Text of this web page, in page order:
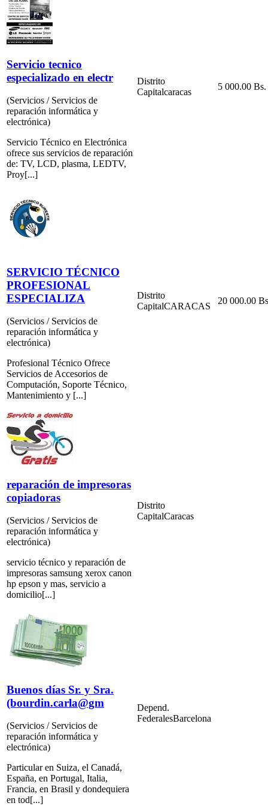
Servicio tecnico
especializado en electr
(Servicios / Servicios de
reparación informática y
electrónica)
Servicio Técnico en Electrónica
ofrece sus servicios de reparación
de: TV, LCD, plasma, LEDTV,
Proy[...]
Distrito
Capitalcaracas
5 000.00 Bs.
SERVICIO TÉCNICO
PROFESIONAL
ESPECIALIZA
(Servicios / Servicios de
reparación informática y
electrónica)
Profesional Técnico Ofrece
Servicios de Accesorios de
Computación, Soporte Técnico,
Mantenimiento y [...]
Distrito
CapitalCARACAS
20 000.00
reparación de impresoras
copiadoras
(Servicios / Servicios de
reparación informática y
electrónica)
servicio técnico y reparación de
impresoras samsung xerox canon
hp epson y mas, servicio a
domicilio[...]
Distrito
CapitalCaracas
Buenos días Sr. y Sra.
(bourdin.carla@gm
(Servicios / Servicios de
reparación informática y
electrónica)
Particular en Suiza, el Canadá,
España, en Portugal, Italia,
Francia, en Brasil y dondequiera
en tod[...]
Depend.
FederalesBarcelona